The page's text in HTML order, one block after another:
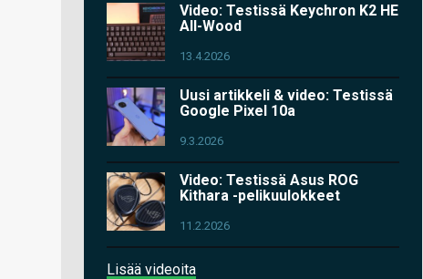
Video: Testissä Keychron K2 HE
All-Wood
13.4.2026
Uusi artikkeli & video: Testissä
Google Pixel 10a
9.3.2026
Video: Testissä Asus ROG
Kithara -pelikuulokkeet
11.2.2026
Lisää videoita